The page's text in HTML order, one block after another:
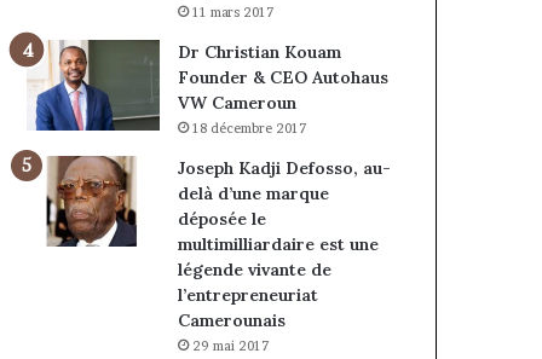
11 mars 2017
Dr Christian Kouam
Founder & CEO Autohaus
VW Cameroun
18 décembre 2017
Joseph Kadji Defosso, au-
delà d’une marque
déposée le
multimilliardaire est une
légende vivante de
l’entrepreneuriat
Camerounais
29 mai 2017